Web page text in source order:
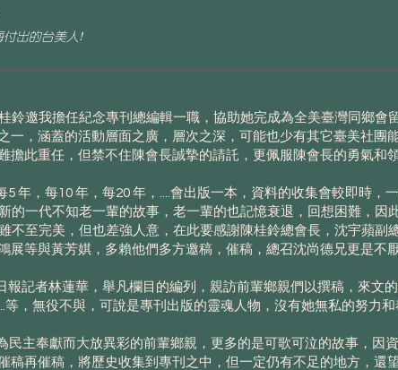
付出的台美人!
鈴邀我擔任紀念專刊總編輯一職，協助她完成為全美臺灣同鄉會
一，涵蓋的活動層面之廣，層次之深，可能也少有其它臺美社團
擔此重任，但禁不住陳會長誠摯的請託，更佩服陳會長的勇氣和
年，每10 年，每20 年，....會出版一本，資料的收集會較即時，
的一代不知老一輩的故事，老一輩的也記憶衰退，回想困難，因
不至完美，但也差強人意，在此要感謝陳桂鈴總會長，沈宇蘋副
展等與黃芳娸，多賴他們多方邀稿，催稿，總召沈尚德兄更是不
記者林蓮華，舉凡欄目的編列，親訪前輩鄉親們以撰稿，來文
，無役不與，可說是專刊出版的靈魂人物，沒有她無私的努力
主奉獻而大放異彩的前輩鄉親，更多的是可歌可泣的故事，因
稿再催稿，將歷史收集到專刊之中，但一定仍有不足的地方，還